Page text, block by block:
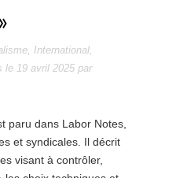
, International,
le 19 avril 2025 par
paru dans Labor Notes,
et syndicales. Il décrit
visant à contrôler,